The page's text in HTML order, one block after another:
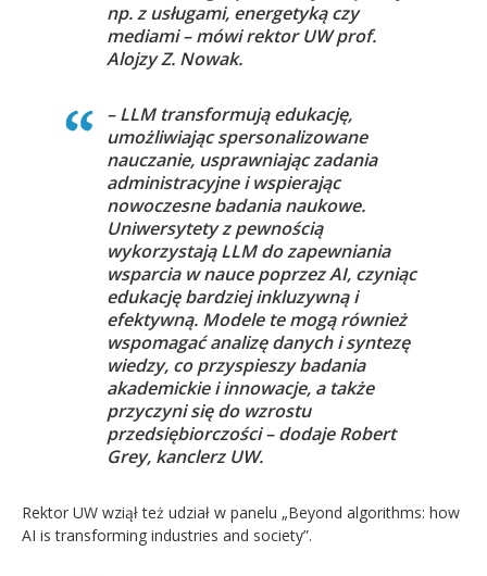
np. z usługami, energetyką czy
mediami – mówi rektor UW prof.
Alojzy Z. Nowak.
– LLM transformują edukację,
umożliwiając spersonalizowane
nauczanie, usprawniając zadania
administracyjne i wspierając
nowoczesne badania naukowe.
Uniwersytety z pewnością
wykorzystają LLM do zapewniania
wsparcia w nauce poprzez AI, czyniąc
edukację bardziej inkluzywną i
efektywną. Modele te mogą również
wspomagać analizę danych i syntezę
wiedzy, co przyspieszy badania
akademickie i innowacje, a także
przyczyni się do wzrostu
przedsiębiorczości – dodaje Robert
Grey, kanclerz UW.
Rektor UW wziął też udział w panelu „Beyond algorithms: how
AI is transforming industries and society”.